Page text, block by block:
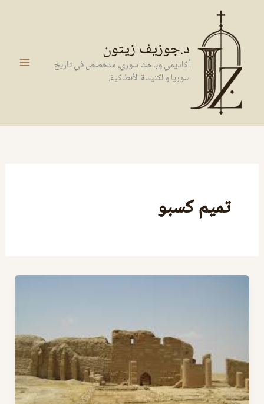
المحتوى
د.جوزيف زيتون
أكاديمي وباحث سوري، متخصص في تاريخ
سوريا والكنيسة الأنطاكية.
تميم كسبو